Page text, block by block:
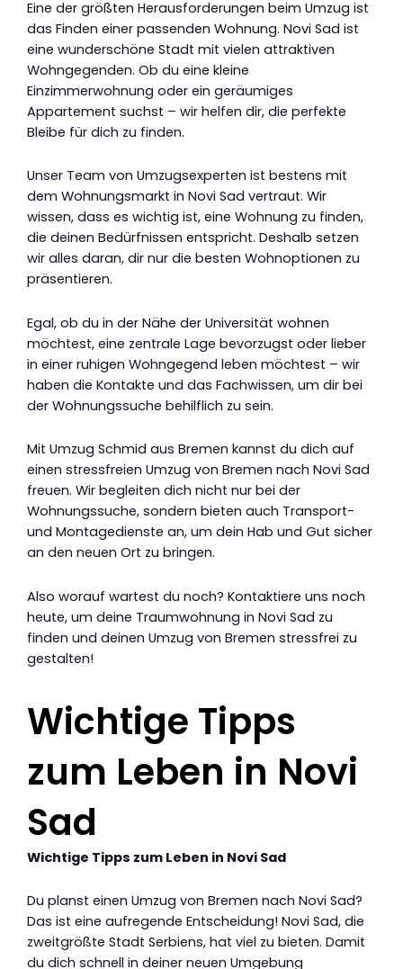
Eine der größten Herausforderungen beim Umzug ist
das Finden einer passenden Wohnung. Novi Sad ist
eine wunderschöne Stadt mit vielen attraktiven
Wohngegenden. Ob du eine kleine
Einzimmerwohnung oder ein geräumiges
Appartement suchst – wir helfen dir, die perfekte
Bleibe für dich zu finden.
Unser Team von Umzugsexperten ist bestens mit
dem Wohnungsmarkt in Novi Sad vertraut. Wir
wissen, dass es wichtig ist, eine Wohnung zu finden,
die deinen Bedürfnissen entspricht. Deshalb setzen
wir alles daran, dir nur die besten Wohnoptionen zu
präsentieren.
Egal, ob du in der Nähe der Universität wohnen
möchtest, eine zentrale Lage bevorzugst oder lieber
in einer ruhigen Wohngegend leben möchtest – wir
haben die Kontakte und das Fachwissen, um dir bei
der Wohnungssuche behilflich zu sein.
Mit Umzug Schmid aus Bremen kannst du dich auf
einen stressfreien Umzug von Bremen nach Novi Sad
freuen. Wir begleiten dich nicht nur bei der
Wohnungssuche, sondern bieten auch Transport-
und Montagedienste an, um dein Hab und Gut sicher
an den neuen Ort zu bringen.
Also worauf wartest du noch? Kontaktiere uns noch
heute, um deine Traumwohnung in Novi Sad zu
finden und deinen Umzug von Bremen stressfrei zu
gestalten!
Wichtige Tipps
zum Leben in Novi
Sad
Wichtige Tipps zum Leben in Novi Sad
Du planst einen Umzug von Bremen nach Novi Sad?
Das ist eine aufregende Entscheidung! Novi Sad, die
zweitgrößte Stadt Serbiens, hat viel zu bieten. Damit
du dich schnell in deiner neuen Umgebung